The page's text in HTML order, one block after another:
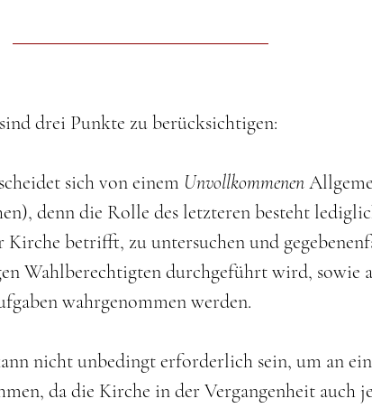
drei Punkte zu berücksichtigen:
sich von einem Unvollkommenen
denn die Rolle des letzteren besteht
betrifft, zu untersuchen und
Wahlberechtigten durchgeführt wird, sowie
wahrgenommen werden.
nicht unbedingt erforderlich sein, um an
da die Kirche in der Vergangenheit auch